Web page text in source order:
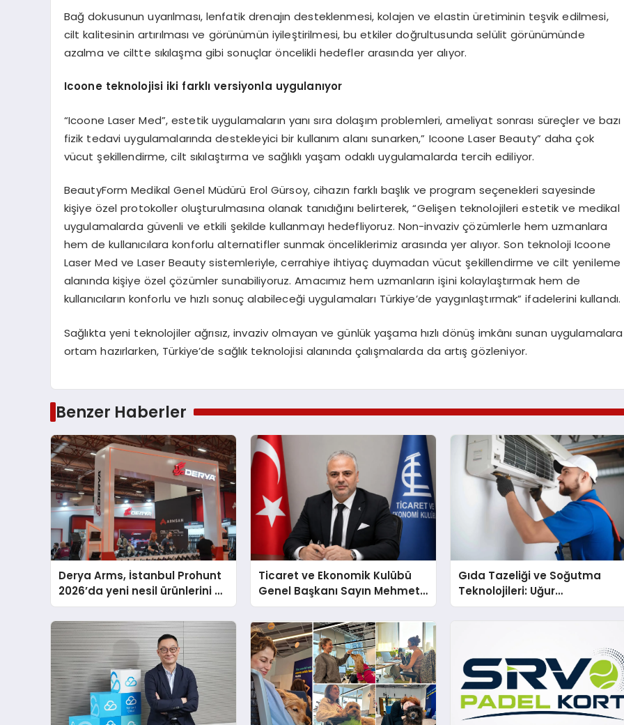
Bağ dokusunun uyarılması, lenfatik drenajın desteklenmesi, kolajen ve elastin üretiminin teşvik edilmesi,
cilt kalitesinin artırılması ve görünümün iyileştirilmesi, bu etkiler doğrultusunda selülit görünümünde
azalma ve ciltte sıkılaşma gibi sonuçlar öncelikli hedefler arasında yer alıyor.
Icoone teknolojisi iki farklı versiyonla uygulanıyor
“Icoone Laser Med”, estetik uygulamaların yanı sıra dolaşım problemleri, ameliyat sonrası süreçler ve bazı
fizik tedavi uygulamalarında destekleyici bir kullanım alanı sunarken,” Icoone Laser Beauty” daha çok
vücut şekillendirme, cilt sıkılaştırma ve sağlıklı yaşam odaklı uygulamalarda tercih ediliyor.
BeautyForm Medikal Genel Müdürü Erol Gürsoy, cihazın farklı başlık ve program seçenekleri sayesinde
kişiye özel protokoller oluşturulmasına olanak tanıdığını belirterek, “Gelişen teknolojileri estetik ve medikal
uygulamalarda güvenli ve etkili şekilde kullanmayı hedefliyoruz. Non-invaziv çözümlerle hem uzmanlara
hem de kullanıcılara konforlu alternatifler sunmak önceliklerimiz arasında yer alıyor. Son teknoloji Icoone
Laser Med ve Laser Beauty sistemleriyle, cerrahiye ihtiyaç duymadan vücut şekillendirme ve cilt yenileme
alanında kişiye özel çözümler sunabiliyoruz. Amacımız hem uzmanların işini kolaylaştırmak hem de
kullanıcıların konforlu ve hızlı sonuç alabileceği uygulamaları Türkiye’de yaygınlaştırmak” ifadelerini kullandı.
Sağlıkta yeni teknolojiler ağrısız, invaziv olmayan ve günlük yaşama hızlı dönüş imkânı sunan uygulamalara
ortam hazırlarken, Türkiye’de sağlık teknolojisi alanında çalışmalarda da artış gözleniyor.
Benzer Haberler
Derya Arms, İstanbul Prohunt
2026’da yeni nesil ürünlerini ve
global marka vizyonunu
sergiledi
Ticaret ve Ekonomik Kulübü
Genel Başkanı Sayın Mehmet
Ulutaş, ekonomiye dair yaptığı
açıklamada şunları kaydetti:
Gıda Tazeliği ve Soğutma
Teknolojileri: Uğur
Cihazlarında Dürüst Teknik